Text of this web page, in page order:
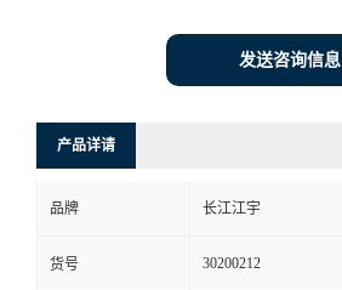
发送咨询信息
产品详请
品牌 长江江宇
货号 30200212